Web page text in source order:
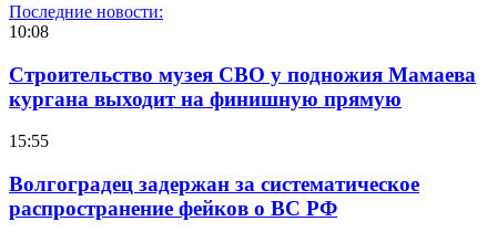
Последние новости:
10:08
Строительство музея СВО у подножия Мамаева
кургана выходит на финишную прямую
15:55
Волгоградец задержан за систематическое
распространение фейков о ВС РФ